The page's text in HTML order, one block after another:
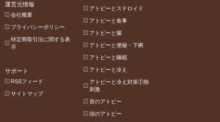
アトピーとステロイド
アトピーと食事
アトピーと腸
アトピーと便秘・下痢
アトピーと睡眠
アトピーと冷え
アトピーと冷え対策①熱
刺激
首のアトピー
頭のアトピー
運営元情報
会社概要
プライバシーポリシー
特定商取引法に関する表
示
サポート
RSSフィード
サイトマップ